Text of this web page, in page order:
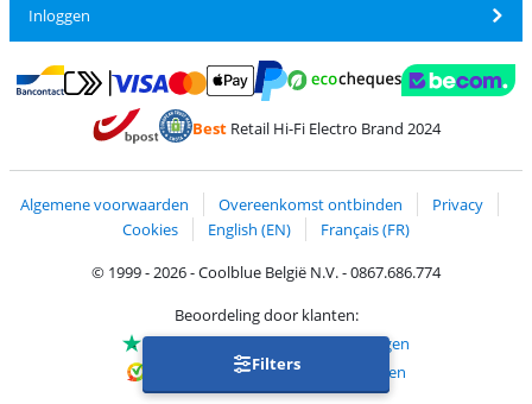
Filters
Inloggen
Betalen met Bancontact
Betalen met MasterCard en Visa via ClickToPay
Betalen met PayPal
BestRetail Hi-Fi Electro Brand 2024
Algemene voorwaarden Overeenkomst ontbinden
Privacy
Cookies
English (EN)
Français (FR)
© 1999 - 2026 - Coolblue België N.V. - 0867.686.774
Beoordeling door klanten:
Trustpilot 4/5-75.100 beoordelingen
Kiyoh 9.1/10-68.690 beoordelingen